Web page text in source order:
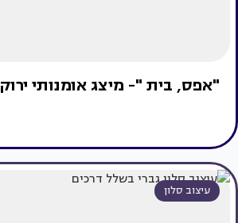
"אפס, בית "- מיצג אומנותי ירוק
עיצוב סלון